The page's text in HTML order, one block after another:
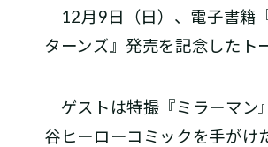
12月9日（日）、電子書籍
ターンズ』発売を記念したト
ゲストは特撮『ミラーマン
谷ヒーローコミックを手がけ